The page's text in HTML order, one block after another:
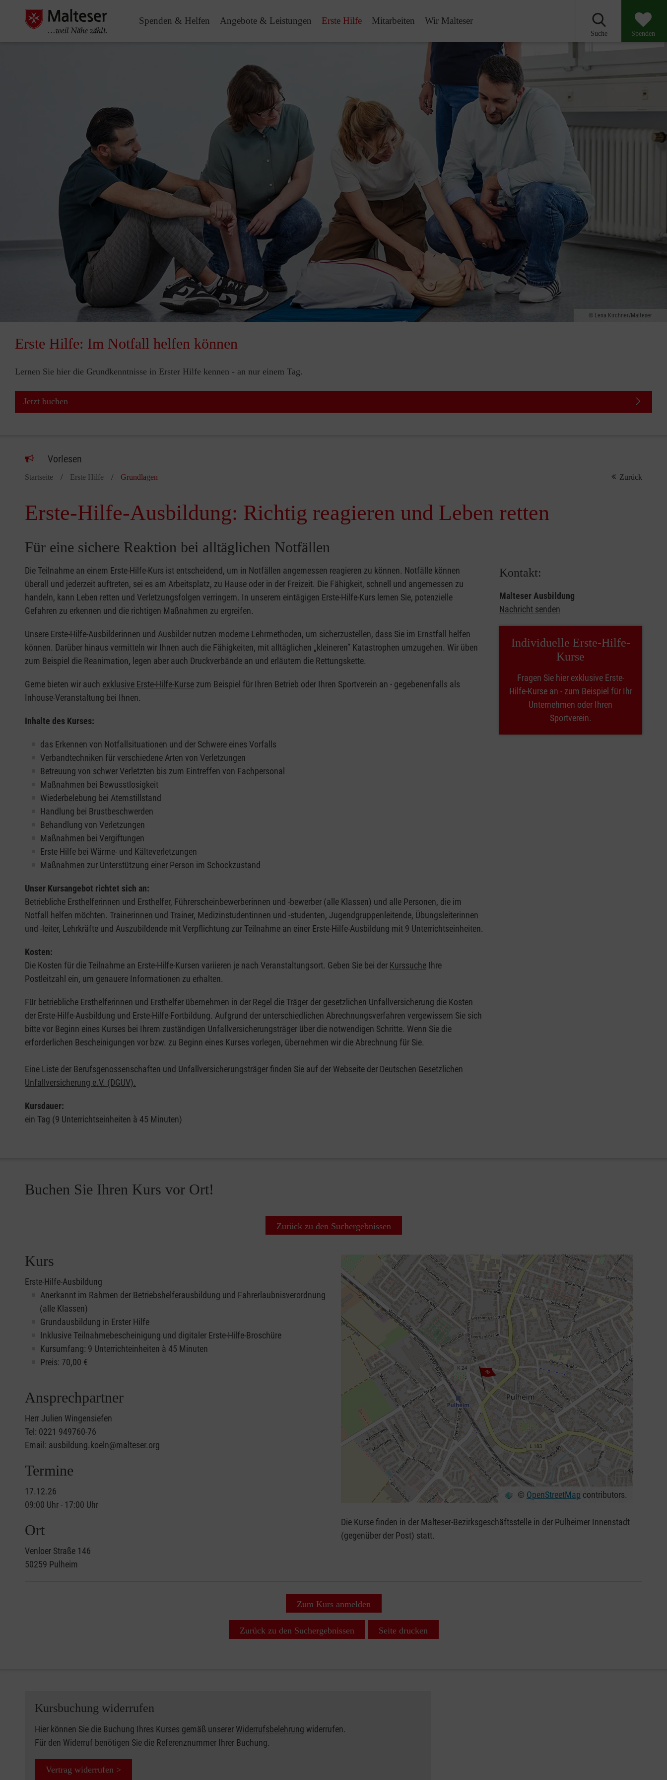
Spenden & Helfen Angebote & Leistungen Erste Hilfe Mitarbeiten Wir Malteser
Suche Spenden
Lena Kirchner/Malteser
Erste Hilfe: Im Notfall helfen können
Lernen Sie hier die Grundkenntnisse in Erster Hilfe kennen - an nur einem Tag.
Jetzt buchen
Vorlesen
Startseite Erste Hilfe Grundlagen Zurück
Erste-Hilfe-Ausbildung: Richtig reagieren und Leben retten
Für eine sichere Reaktion bei alltäglichen Notfällen
Die Teilnahme an einem Erste-Hilfe-Kurs ist entscheidend, um in Notfällen angemessen reagieren zu können. Notfälle können
überall und jederzeit auftreten, sei es am Arbeitsplatz, zu Hause oder in der Freizeit. Die Fähigkeit, schnell und angemessen zu
handeln, kann Leben retten und Verletzungsfolgen verringern. In unserem eintägigen Erste-Hilfe-Kurs lernen Sie, potenzielle
Gefahren zu erkennen und die richtigen Maßnahmen zu ergreifen.
Unsere Erste-Hilfe-Ausbilderinnen und Ausbilder nutzen moderne Lehrmethoden, um sicherzustellen, dass Sie im Ernstfall helfen
können. Darüber hinaus vermitteln wir Ihnen auch die Fähigkeiten, mit alltäglichen „kleineren” Katastrophen umzugehen. Wir üben
zum Beispiel die Reanimation, legen aber auch Druckverbände an und erläutern die Rettungskette.
Gerne bieten wir auch exklusive Erste-Hilfe-Kurse zum Beispiel für Ihren Betrieb oder Ihren Sportverein an - gegebenenfalls als
Inhouse-Veranstaltung bei Ihnen.
Inhalte des Kurses:
das Erkennen von Notfallsituationen und der Schwere eines Vorfalls
Verbandtechniken für verschiedene Arten von Verletzungen
Betreuung von schwer Verletzten bis zum Eintreffen von Fachpersonal
Maßnahmen bei Bewusstlosigkeit
Wiederbelebung bei Atemstillstand
Handlung bei Brustbeschwerden
Behandlung von Verletzungen
Maßnahmen bei Vergiftungen
Erste Hilfe bei Wärme- und Kälteverletzungen
Maßnahmen zur Unterstützung einer Person im Schockzustand
Unser Kursangebot richtet sich an:
Betriebliche Ersthelferinnen und Ersthelfer, Führerscheinbewerberinnen und -bewerber (alle Klassen) und alle Personen, die im
Notfall helfen möchten. Trainerinnen und Trainer, Medizinstudentinnen und -studenten, Jugendgruppenleitende, Übungsleiterinnen
und -leiter, Lehrkräfte und Auszubildende mit Verpflichtung zur Teilnahme an einer Erste-Hilfe-Ausbildung mit 9 Unterrichtseinheiten.
Kosten:
Die Kosten für die Teilnahme an Erste-Hilfe-Kursen variieren je nach Veranstaltungsort. Geben Sie bei der Kurssuche Ihre
Postleitzahl ein, um genauere Informationen zu erhalten.
Für betriebliche Ersthelferinnen und Ersthelfer übernehmen in der Regel die Träger der gesetzlichen Unfallversicherung die Kosten
der Erste-Hilfe-Ausbildung und Erste-Hilfe-Fortbildung. Aufgrund der unterschiedlichen Abrechnungsverfahren vergewissern Sie sich
bitte vor Beginn eines Kurses bei Ihrem zuständigen Unfallversicherungsträger über die notwendigen Schritte. Wenn Sie die
erforderlichen Bescheinigungen vor bzw. zu Beginn eines Kurses vorlegen, übernehmen wir die Abrechnung für Sie.
Eine Liste der Berufsgenossenschaften und Unfallversicherungsträger finden Sie auf der Webseite der Deutschen Gesetzlichen
Unfallversicherung e.V. (DGUV).
Kursdauer:
ein Tag (9 Unterrichtseinheiten à 45 Minuten)
Kontakt:
Malteser Ausbildung
Nachricht senden
Individuelle Erste-Hilfe-
Kurse
Fragen Sie hier exklusive Erste-
Hilfe-Kurse an - zum Beispiel für Ihr
Unternehmen oder Ihren
Sportverein.
Buchen Sie Ihren Kurs vor Ort!
Zurück zu den Suchergebnissen
Kurs
Erste-Hilfe-Ausbildung
Anerkannt im Rahmen der Betriebshelferausbildung und Fahrerlaubnisverordnung
(alle Klassen)
Grundausbildung in Erster Hilfe
Inklusive Teilnahmebescheinigung und digitaler Erste-Hilfe-Broschüre
Kursumfang: 9 Unterrichteinheiten à 45 Minuten
Preis: 70,00 €
Ansprechpartner
Herr Julien Wingensiefen
Tel: 0221 949760-76
Email: ausbildung.koeln@malteser.org
Termine
17.12.26
09:00 Uhr - 17:00 Uhr
Ort
Venloer Straße 146
50259 Pulheim
⇧
© OpenStreetMap contributors.
Die Kurse finden in der Malteser-Bezirksgeschäftsstelle in der Pulheimer Innenstadt
(gegenüber der Post) statt.
Zum Kurs anmelden
Zurück zu den Suchergebnissen Seite drucken
Kursbuchung widerrufen
Hier können Sie die Buchung Ihres Kurses gemäß unserer Widerrufsbelehrung widerrufen.
Für den Widerruf benötigen Sie die Referenznummer Ihrer Buchung.
Vertrag widerrufen >